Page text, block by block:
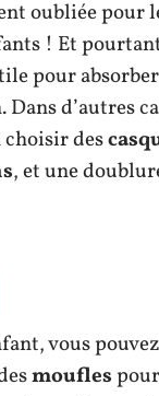
oubliée pour
! Et
pour
d’autres
des
, et une
vous
moufles